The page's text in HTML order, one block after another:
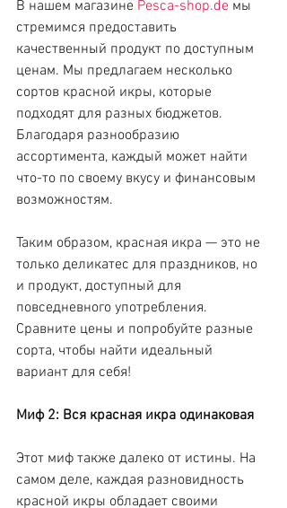
В нашем магазине Pesca-shop.de мы
стремимся предоставить
качественный продукт по доступным
ценам. Мы предлагаем несколько
сортов красной икры, которые
подходят для разных бюджетов.
Благодаря разнообразию
ассортимента, каждый может найти
что-то по своему вкусу и финансовым
возможностям.
Таким образом, красная икра — это не
только деликатес для праздников, но
и продукт, доступный для
повседневного употребления.
Сравните цены и попробуйте разные
сорта, чтобы найти идеальный
вариант для себя!
Миф 2: Вся красная икра одинаковая
Этот миф также далеко от истины. На
самом деле, каждая разновидность
красной икры обладает своими